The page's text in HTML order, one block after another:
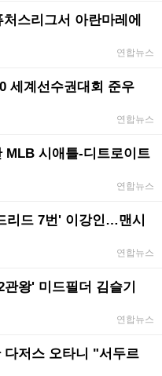
스리그서 아란마레에
연합뉴스
세계선수권대회 준우
연합뉴스
MLB 시애틀-디트로이트
연합뉴스
리드 7번' 이강인…맨시
연합뉴스
왕' 미드필더 김슬기
연합뉴스
다저스 오타니 "서두르